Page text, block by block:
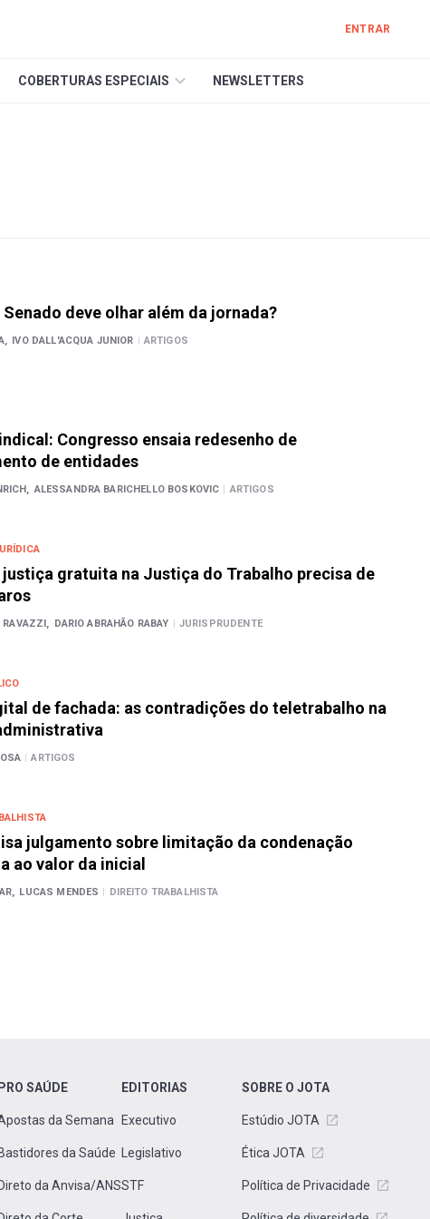
ENTRAR
COBERTURAS ESPECIAIS NEWSLETTERS
Senado deve olhar além da jornada?
IVO DALL'ACQUA JUNIOR | ARTIGOS
Congresso ensaia redesenho de
de entidades
ALESSANDRA BARICHELLO BOSKOVIC | ARTIGOS
justiça gratuita na Justiça do Trabalho precisa de
RAVAZZI, DARIO ABRAHÃO RABAY | JURISPRUDENTE
de fachada: as contradições do teletrabalho na
| ARTIGOS
julgamento sobre limitação da condenação
ao valor da inicial
LUCAS MENDES | DIREITO TRABALHISTA
PRO SAÚDE
da Semana
Bastidores da Saúde
Direto da Anvisa/ANS
EDITORIAS
Executivo
Legislativo
STF
SOBRE O JOTA
Estúdio JOTA
Ética JOTA
Política de Privacidade